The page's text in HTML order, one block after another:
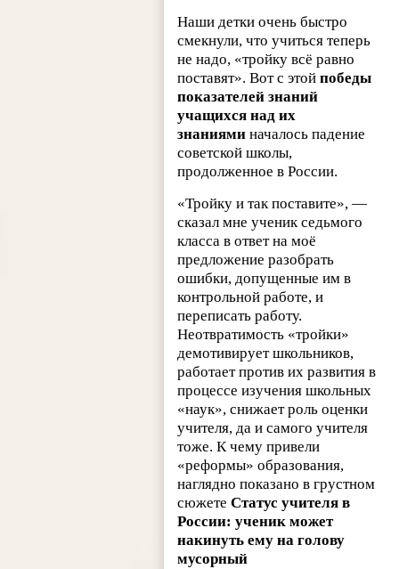
Наши детки очень быстро
смекнули, что учиться теперь
не надо, «тройку всё равно
поставят». Вот с этойпобеды
показателей знаний
учащихся над их
знаниями началось падение
советской школы,
продолженное в России.
«Тройку и так поставите», —
сказал мне ученик седьмого
класса в ответ на моё
предложение разобрать
ошибки, допущенные им в
контрольной работе, и
переписать работу.
Неотвратимость «тройки»
демотивирует школьников,
работает против их развития в
процессе изучения школьных
«наук», снижает роль оценки
учителя, да и самого учителя
тоже. К чему привели
«реформы» образования,
наглядно показано в грустном
сюжетеСтатус учителя в
России: ученик может
накинуть ему на голову
мусорный